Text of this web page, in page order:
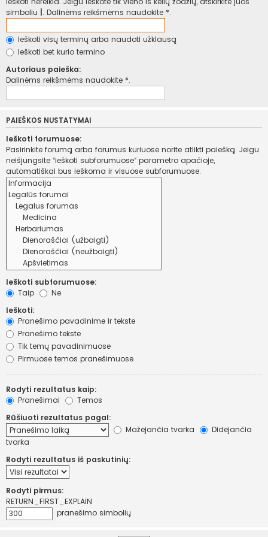
simboliu . Dalinėms reikšmėms naudokite *.
Ieškoti visų terminų arba naudoti užklausą
Ieškoti bet kurio termino
Autoriaus paieška:
Dalinėms reikšmėms naudokite *.
PAIEŠKOS NUSTATYMAI
Ieškoti forumuose:
Pasirinkite forumą arba forumus kuriuose norite atlikti paiešką. Jeigu
neišjungsite “ieškoti subforumuose“ parametro apačioje,
automatiškai bus ieškoma ir visuose subforumuose.
Ieškoti subforumuose:
Taip
Ne
Ieškoti:
Pranešimo pavadinime ir tekste
Pranešimo tekste
Tik temų pavadinimuose
Pirmuose temos pranešimuose
Rodyti rezultatus kaip:
Pranešimai
Temos
Rūšiuoti rezultatus pagal:
Mažėjančia tvarka
Didėjančia
tvarka
Rodyti rezultatus iš paskutinių:
Rodyti pirmus:
RETURN_FIRST_EXPLAIN
pranešimo simbolių